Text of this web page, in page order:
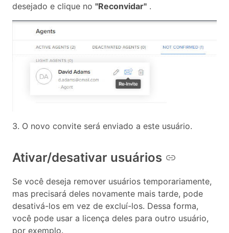
desejado e clique no "Reconvidar" .
3. O novo convite será enviado a este usuário.
Ativar/desativar usuários
Se você deseja remover usuários temporariamente,
mas precisará deles novamente mais tarde, pode
desativá-los em vez de excluí-los. Dessa forma,
você pode usar a licença deles para outro usuário,
por exemplo.